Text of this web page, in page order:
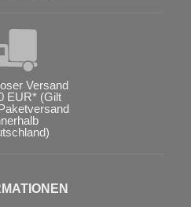
Versand
EUR* (Gilt